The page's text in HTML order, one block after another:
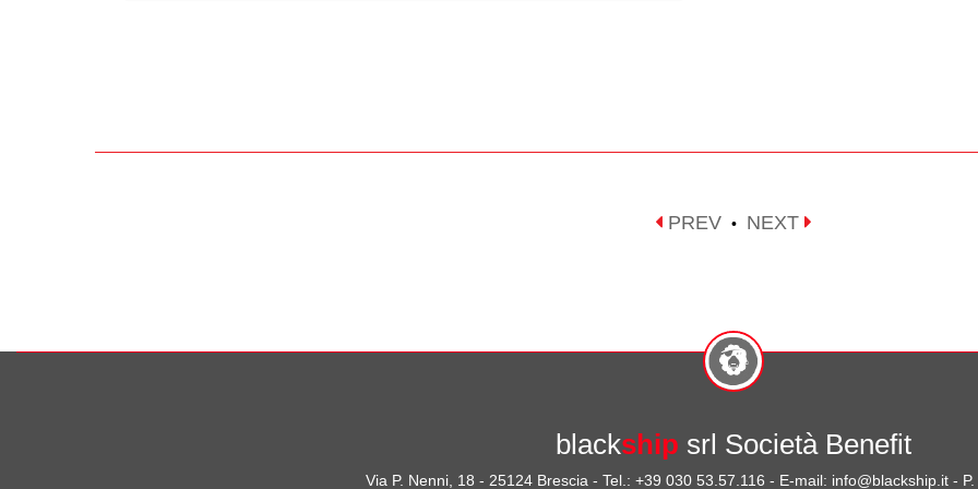
PREV • NEXT
blackship srl Società Benefit
Via P. Nenni, 18 - 25124 Brescia - Tel.: +39 030 53.57.116 - E-mail: info@blackship.it -